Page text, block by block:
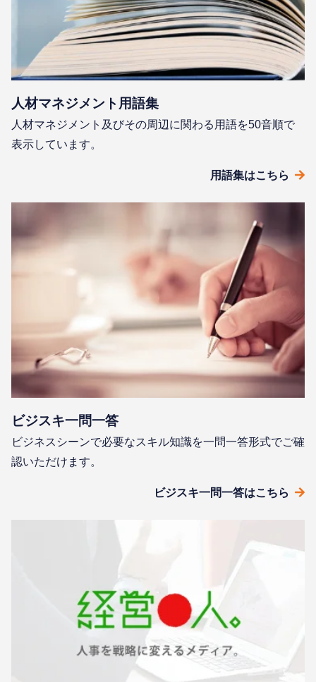
⼈材マネジメント⽤語集
⼈材マネジメント及びその周辺に関わる⽤語を50⾳順で
表⽰しています。
⽤語集はこちら
ビジスキ⼀問⼀答
ビジネスシーンで必要なスキル知識を⼀問⼀答形式でご確
認いただけます。
ビジスキ⼀問⼀答はこちら